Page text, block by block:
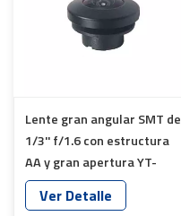
Lente gran angular SMT de
1/3'' f/1.6 con estructura
AA y gran apertura YT-
7060P-H1-A
Ver Detalle